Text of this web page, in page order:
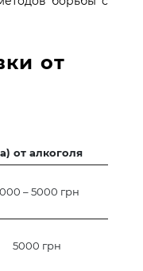
от
от алкоголя
– 5000 грн
5000 грн